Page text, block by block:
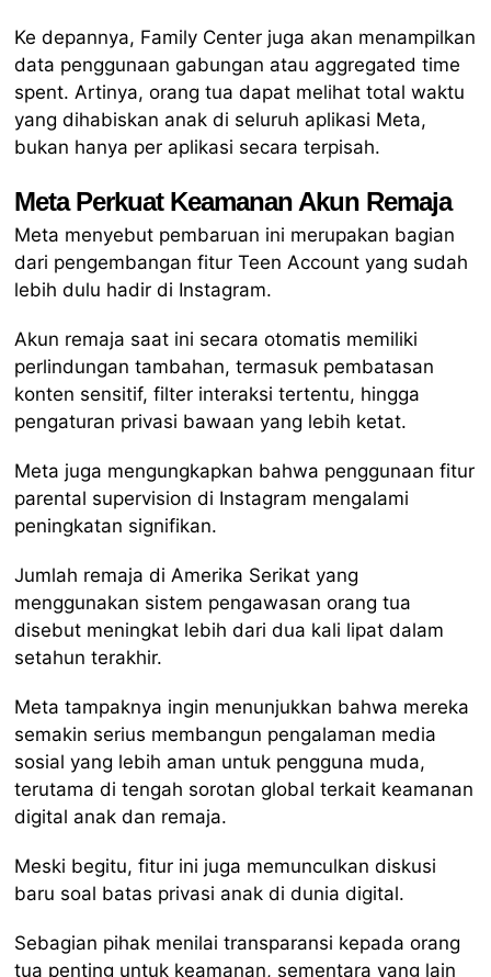
Ke depannya, Family Center juga akan menampilkan
data penggunaan gabungan atau aggregated time
spent. Artinya, orang tua dapat melihat total waktu
yang dihabiskan anak di seluruh aplikasi Meta,
bukan hanya per aplikasi secara terpisah.
Meta Perkuat Keamanan Akun Remaja
Meta menyebut pembaruan ini merupakan bagian
dari pengembangan fitur Teen Account yang sudah
lebih dulu hadir di Instagram.
Akun remaja saat ini secara otomatis memiliki
perlindungan tambahan, termasuk pembatasan
konten sensitif, filter interaksi tertentu, hingga
pengaturan privasi bawaan yang lebih ketat.
Meta juga mengungkapkan bahwa penggunaan fitur
parental supervision di Instagram mengalami
peningkatan signifikan.
Jumlah remaja di Amerika Serikat yang
menggunakan sistem pengawasan orang tua
disebut meningkat lebih dari dua kali lipat dalam
setahun terakhir.
Meta tampaknya ingin menunjukkan bahwa mereka
semakin serius membangun pengalaman media
sosial yang lebih aman untuk pengguna muda,
terutama di tengah sorotan global terkait keamanan
digital anak dan remaja.
Meski begitu, fitur ini juga memunculkan diskusi
baru soal batas privasi anak di dunia digital.
Sebagian pihak menilai transparansi kepada orang
tua penting untuk keamanan, sementara yang lain